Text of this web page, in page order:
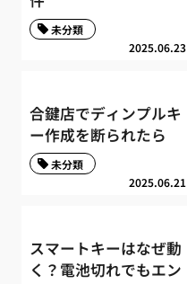
2025.06.23
未分類
合鍵店でディンプルキ
ー作成を断られたら
2025.06.21
未分類
スマートキーはなぜ動
く？電池切れでもエン